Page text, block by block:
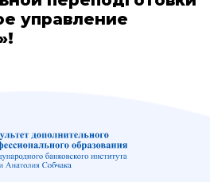
управление